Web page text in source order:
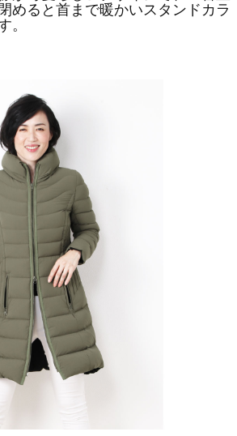
めると首まで暖かいスタンドカラ
。